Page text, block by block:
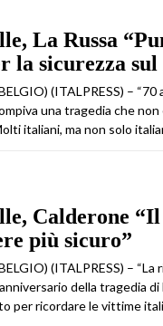
La Russa
la sicurezza
(ITALPRESS) – “70
una tragedia che
italiani, ma non solo
Calderone
più sicuro”
(ITALPRESS) – “La
della tragedia di
per ricordare le vittime